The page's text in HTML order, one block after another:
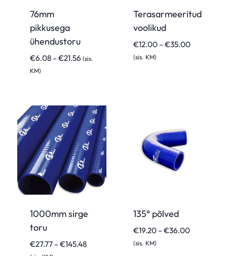
76mm
pikkusega
ühendustoru
€6.08 –€21.56 Hinnavahemik:
(sis.
KM)
Terasarmeeritud
voolikud
€12.00 –€35.00
(sis. KM)
1000mm sirge
toru
€27.77 –€145.48Hinnavahemik:
135° põlved
€19.20 –€36.00
(sis. KM)